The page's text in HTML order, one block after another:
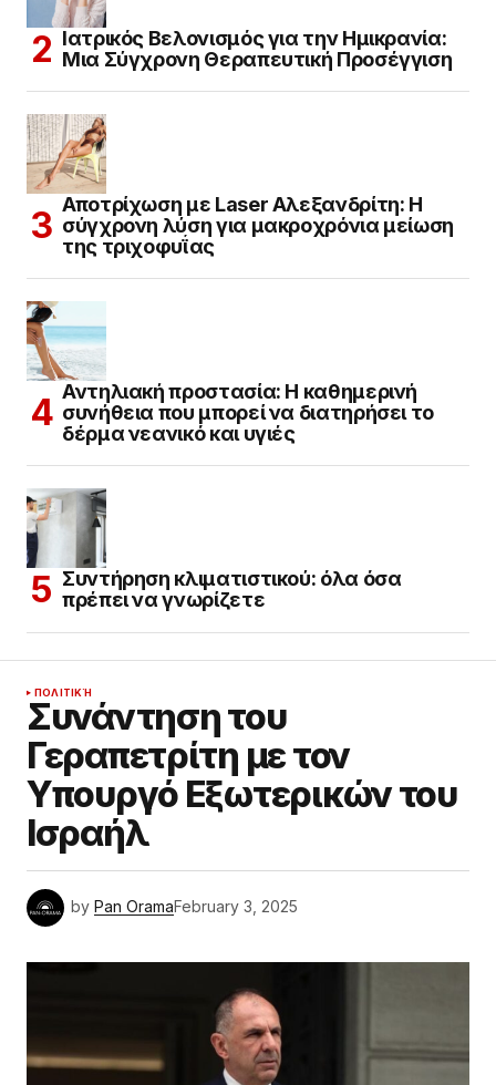
Ιατρικός Βελονισμός για την Ημικρανία:
Μια Σύγχρονη Θεραπευτική Προσέγγιση
Αποτρίχωση με Laser Αλεξανδρίτη: Η
σύγχρονη λύση για μακροχρόνια μείωση
της τριχοφυΐας
Αντηλιακή προστασία: Η καθημερινή
συνήθεια που μπορεί να διατηρήσει το
δέρμα νεανικό και υγιές
Συντήρηση κλιματιστικού: όλα όσα
πρέπει να γνωρίζετε
ΠΟΛΙΤΙΚΉ
Συνάντηση του
Γεραπετρίτη με τον
Υπουργό Εξωτερικών του
Ισραήλ
by Pan OramaFebruary 3, 2025